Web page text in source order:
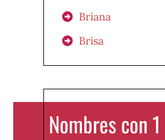
Briana
Brisa
Nombres con